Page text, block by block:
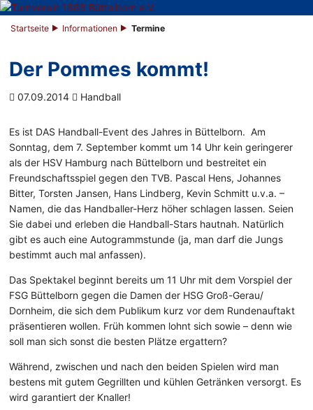
Startseite Informationen Termine
Der Pommes kommt!
07.09.2014 Handball
Es ist DAS Handball-Event des Jahres in Büttelborn. Am
Sonntag, dem 7. September kommt um 14 Uhr kein geringerer
als der HSV Hamburg nach Büttelborn und bestreitet ein
Freundschaftsspiel gegen den TVB. Pascal Hens, Johannes
Bitter, Torsten Jansen, Hans Lindberg, Kevin Schmitt u.v.a. –
Namen, die das Handballer-Herz höher schlagen lassen. Seien
Sie dabei und erleben die Handball-Stars hautnah. Natürlich
gibt es auch eine Autogrammstunde (ja, man darf die Jungs
bestimmt auch mal anfassen).
Das Spektakel beginnt bereits um 11 Uhr mit dem Vorspiel der
FSG Büttelborn gegen die Damen der HSG Groß-Gerau/
Dornheim, die sich dem Publikum kurz vor dem Rundenauftakt
präsentieren wollen. Früh kommen lohnt sich sowie – denn wie
soll man sich sonst die besten Plätze ergattern?
Während, zwischen und nach den beiden Spielen wird man
bestens mit gutem Gegrillten und kühlen Getränken versorgt. Es
wird garantiert der Knaller!